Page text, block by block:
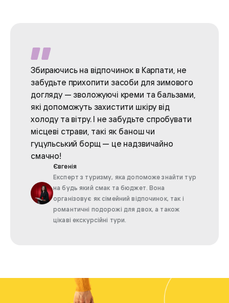
Збираючись на відпочинок в Карпати, не
забудьте прихопити засоби для зимового
догляду — зволожуючі креми та бальзами,
які допоможуть захистити шкіру від
холоду та вітру. І не забудьте спробувати
місцеві страви, такі як банош чи
гуцульський борщ — це надзвичайно
смачно!
Євгенія
Експерт з туризму, яка допоможе знайти тур
на будь який смак та бюджет. Вона
організовує як сімейний відпочинок, так і
романтичні подорожі для двох, а також
цікаві екскурсійні тури.